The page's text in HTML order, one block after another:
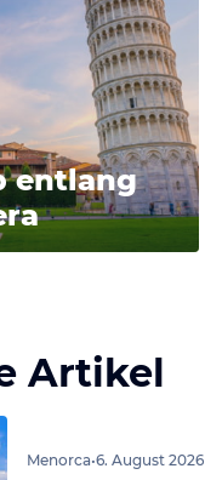
entlang
Artikel
Menorca•6. August 2026